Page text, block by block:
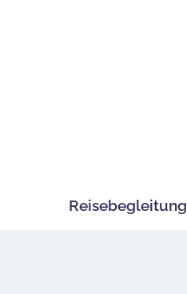
Reisebegleitung